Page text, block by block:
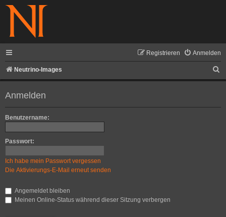
Anmelden
Registrieren
Neutrino-Images
u
Anmelden
Benutzername:
Passwort:
Ich habe mein Passwort vergessen
Die Aktivierungs-E-Mail erneut senden
Angemeldet bleiben
Meinen Online-Status während dieser Sitzung verbergen